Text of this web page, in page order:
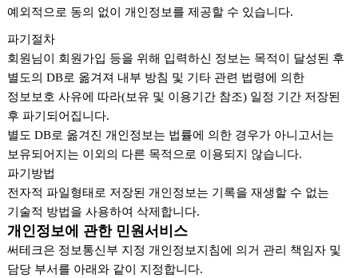
예외적으로 동의 없이 개인정보를 제공할 수 있습니다.
파기절차
회원님이 회원가입 등을 위해 입력하신 정보는 목적이 달성된 후
별도의 DB로 옮겨져 내부 방침 및 기타 관련 법령에 의한
정보보호 사유에 따라(보유 및 이용기간 참조) 일정 기간 저장된
후 파기되어집니다.
별도 DB로 옮겨진 개인정보는 법률에 의한 경우가 아니고서는
보유되어지는 이외의 다른 목적으로 이용되지 않습니다.
파기방법
전자적 파일형태로 저장된 개인정보는 기록을 재생할 수 없는
기술적 방법을 사용하여 삭제합니다.
개인정보에 관한 민원서비스
써테크은 정보통신부 지정 개인정보지침에 의거 관리 책임자 및
담당 부서를 아래와 같이 지정합니다.